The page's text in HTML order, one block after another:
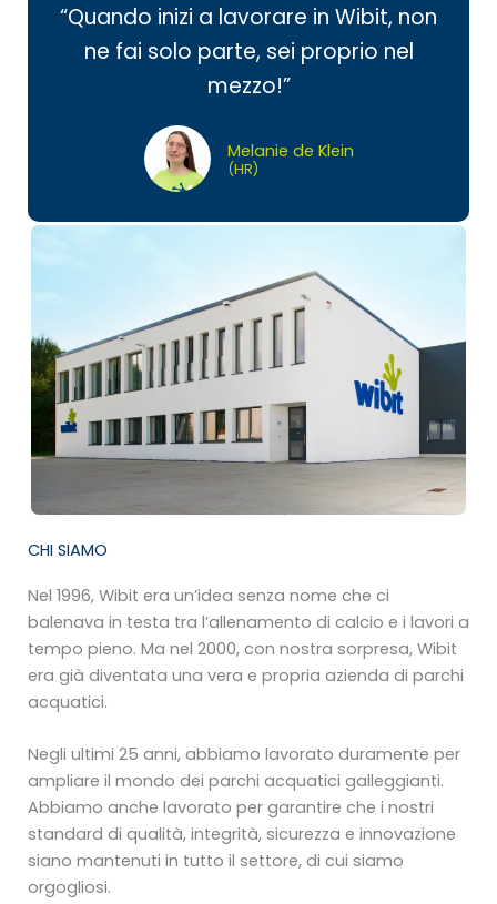
“Quando inizi a lavorare in Wibit, non
ne fai solo parte, sei proprio nel
mezzo!”
Melanie de Klein
(HR)
CHI SIAMO
Nel 1996, Wibit era un’idea senza nome che ci
balenava in testa tra l’allenamento di calcio e i lavori a
tempo pieno. Ma nel 2000, con nostra sorpresa, Wibit
era già diventata una vera e propria azienda di parchi
acquatici.
Negli ultimi 25 anni, abbiamo lavorato duramente per
ampliare il mondo dei parchi acquatici galleggianti.
Abbiamo anche lavorato per garantire che i nostri
standard di qualità, integrità, sicurezza e innovazione
siano mantenuti in tutto il settore, di cui siamo
orgogliosi.